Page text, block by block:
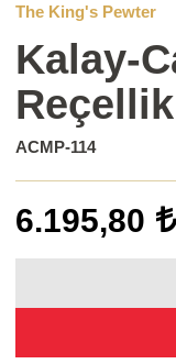
The King's Pewter
Kalay-
ACMP-114
6.195,80